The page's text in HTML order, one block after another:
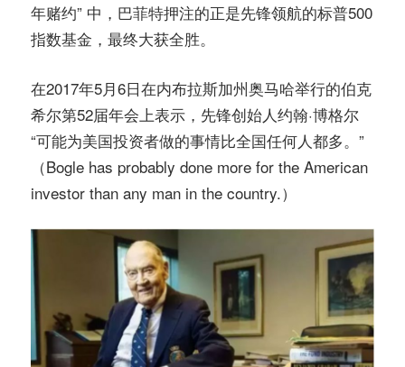
年赌约” 中，巴菲特押注的正是先锋领航的标普500
指数基金，最终大获全胜。
在2017年5月6日在内布拉斯加州奥马哈举行的伯克
希尔第52届年会上表示，先锋创始人约翰·博格尔
“可能为美国投资者做的事情比全国任何人都多。”
（Bogle has probably done more for the American
investor than any man in the country.）